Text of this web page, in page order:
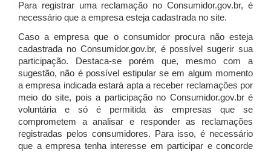
Para registrar uma reclamação no Consumidor.gov.br, é
necessário que a empresa esteja cadastrada no site.
Caso a empresa que o consumidor procura não esteja
cadastrada no Consumidor.gov.br, é possível sugerir sua
participação. Destaca-se porém que, mesmo com a
sugestão, não é possível estipular se em algum momento
a empresa indicada estará apta a receber reclamações por
meio do site, pois a participação no Consumidor.gov.br é
voluntária e só é permitida às empresas que se
comprometem a analisar e responder as reclamações
registradas pelos consumidores. Para isso, é necessário
que a empresa tenha interesse em participar e concorde